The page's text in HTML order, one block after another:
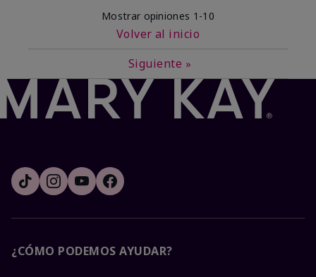
Mostrar opiniones 1-10
Volver al inicio
Siguiente »
¿CÓMO PODEMOS AYUDAR?